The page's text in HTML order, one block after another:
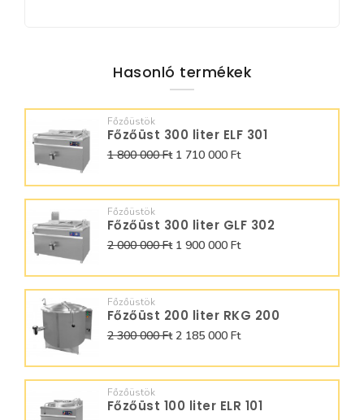
Hasonló termékek
Főzőüstök
Főzőüst 300 liter ELF 301
1 800 000 Ft1 710 000 Ft
Főzőüstök
Főzőüst 300 liter GLF 302
2 000 000 Ft1 900 000 Ft
Főzőüstök
Főzőüst 200 liter RKG 200
2 300 000 Ft2 185 000 Ft
Főzőüstök
Főzőüst 100 liter ELR 101